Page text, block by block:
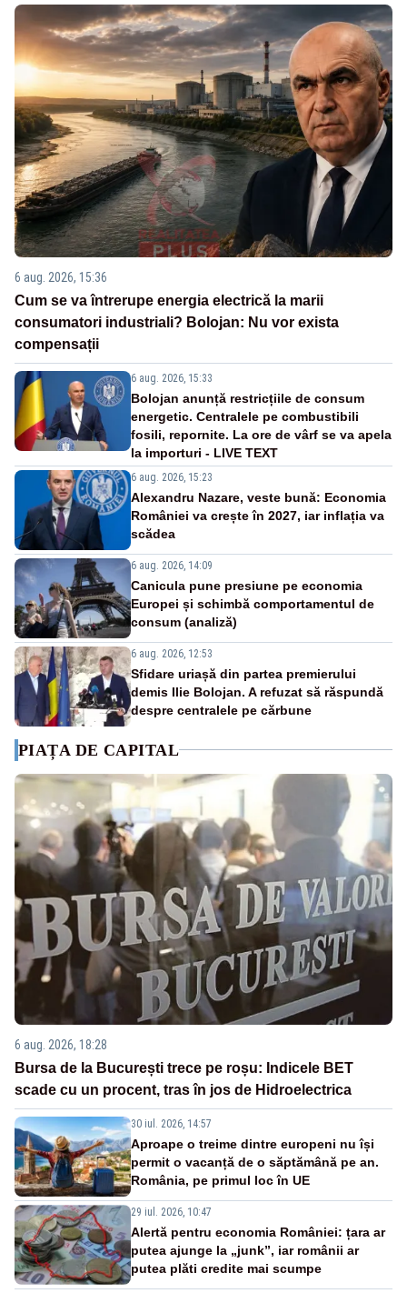
6 aug. 2026, 15:36
Cum se va întrerupe energia electrică la marii
consumatori industriali? Bolojan: Nu vor exista
compensații
6 aug. 2026, 15:33
Bolojan anunță restricțiile de consum
energetic. Centralele pe combustibili
fosili, repornite. La ore de vârf se va apela
la importuri - LIVE TEXT
6 aug. 2026, 15:23
Alexandru Nazare, veste bună: Economia
României va crește în 2027, iar inflația va
scădea
6 aug. 2026, 14:09
Canicula pune presiune pe economia
Europei și schimbă comportamentul de
consum (analiză)
6 aug. 2026, 12:53
Sfidare uriașă din partea premierului
demis Ilie Bolojan. A refuzat să răspundă
despre centralele pe cărbune
PIAȚA DE CAPITAL
6 aug. 2026, 18:28
Bursa de la București trece pe roșu: Indicele BET
scade cu un procent, tras în jos de Hidroelectrica
30 iul. 2026, 14:57
Aproape o treime dintre europeni nu își
permit o vacanță de o săptămână pe an.
România, pe primul loc în UE
29 iul. 2026, 10:47
Alertă pentru economia României: țara ar
putea ajunge la „junk”, iar românii ar
putea plăti credite mai scumpe